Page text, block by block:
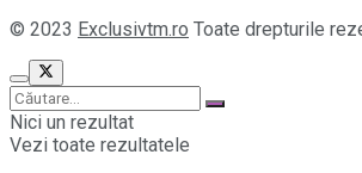
© 2023 Exclusivtm.ro Toate drepturile
Nici un rezultat
Vezi toate rezultatele